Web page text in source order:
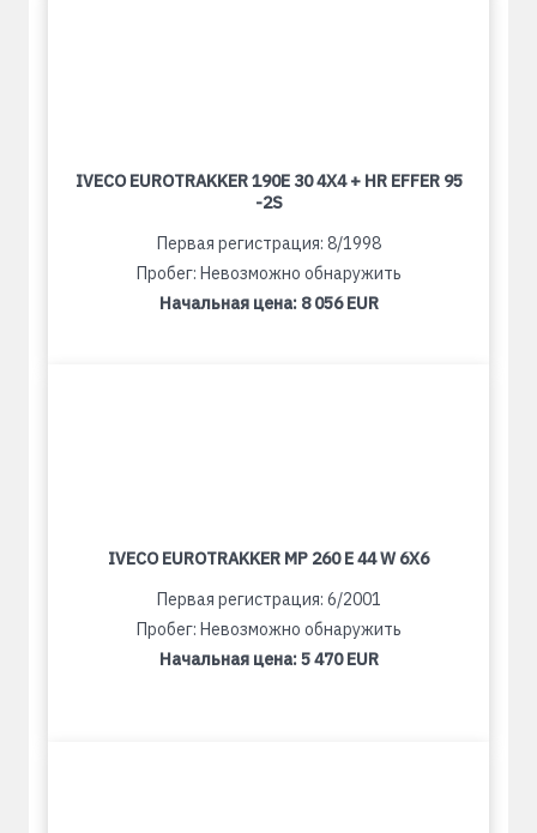
IVECO EUROTRAKKER 190E 30 4X4 + HR EFFER 95
-2S
Первая регистрация: 8/1998
Пробег: Невозможно обнаружить
Начальная цена: 8 056 EUR
IVECO EUROTRAKKER MP 260 E 44 W 6X6
Первая регистрация: 6/2001
Пробег: Невозможно обнаружить
Начальная цена:5 470 EUR